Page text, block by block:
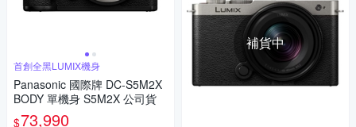
首創全黑LUMIX機身
Panasonic 國際牌 DC-S5M2X
BODY 單機身 S5M2X 公司貨
$73,990
補貨中